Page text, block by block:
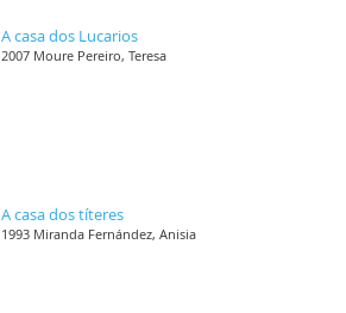
A casa dos Lucarios
2007 Moure Pereiro, Teresa
A casa dos títeres
1993 Miranda Fernández, Anisia